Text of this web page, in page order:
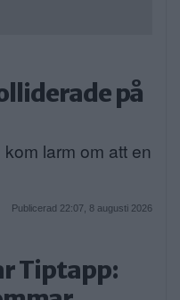
på
larm om att en
Publicerad 22:07, 8 augusti 2026
Tiptapp: